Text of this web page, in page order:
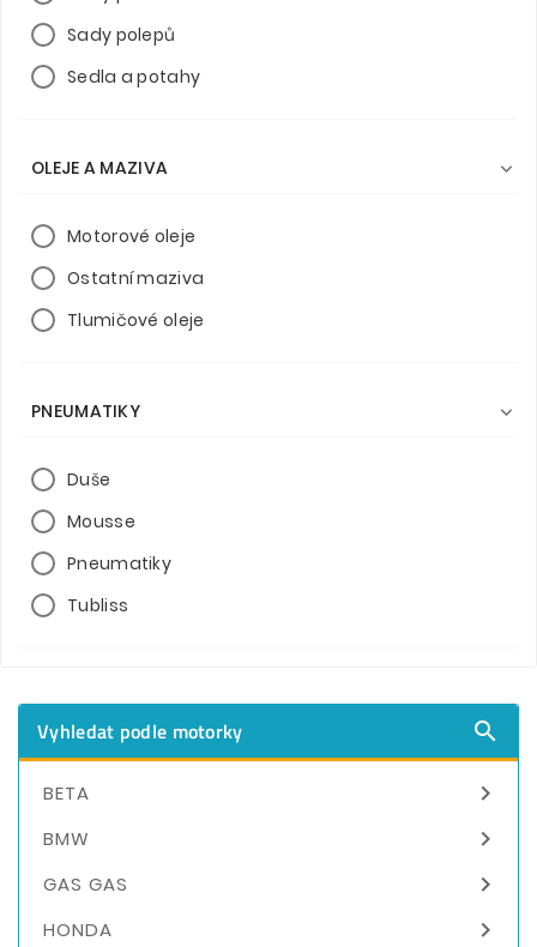
Sady polepů
Sedla a potahy
OLEJE A MAZIVA 
Motorové oleje
Ostatní maziva
Tlumičové oleje
PNEUMATIKY 
Duše
Mousse
Pneumatiky
Tubliss
Vyhledat podle motorky 
BETA 
BMW 
GAS GAS 
HONDA 